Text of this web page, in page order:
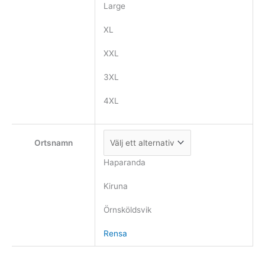
Large
XL
XXL
3XL
4XL
Ortsnamn
Haparanda
Kiruna
Örnsköldsvik
Rensa